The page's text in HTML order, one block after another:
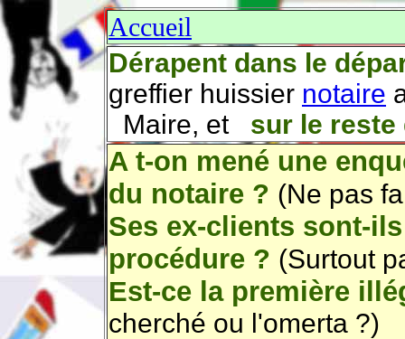
Accueil
Dérapent dans le
greffier huissier notaire
Maire, et sur le reste
A t-on mené une
du notaire ? (Ne pas
Ses ex-clients sont-
procédure ? (Surtout
Est-ce la première
cherché ou l'omerta ?)